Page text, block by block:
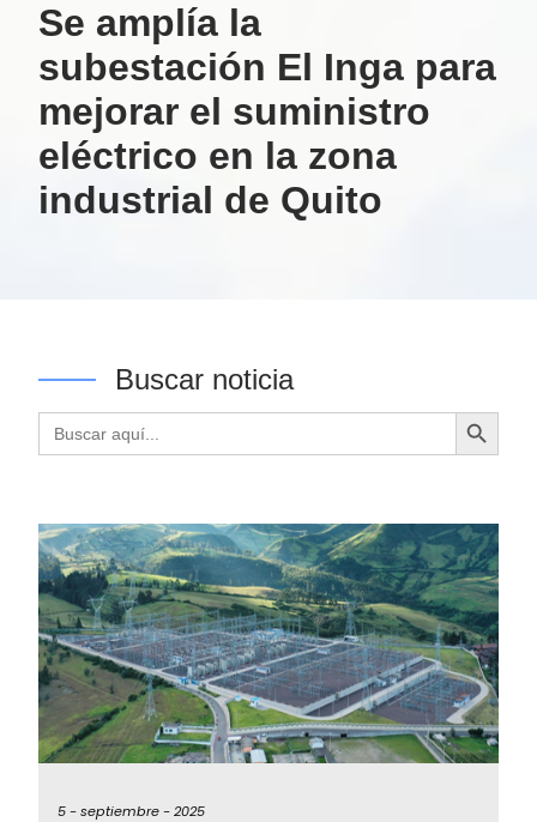
Se amplía la
subestación El Inga para
mejorar el suministro
eléctrico en la zona
industrial de Quito
Buscar noticia
Buscar: Botón de búsqueda
5 -septiembre -2025